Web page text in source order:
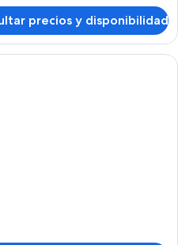
precios y disponibilidad
Una terraza en la azotea con sillones